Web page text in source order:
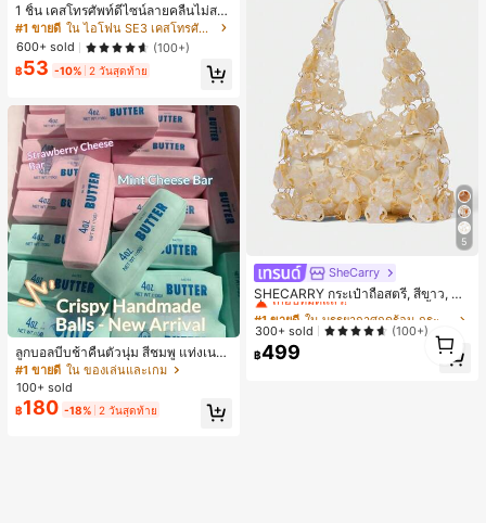
1 ชิ้น เคสโทรศัพท์ดีไซน์ลายคลื่นไม่สม
มาตรสำหรับ Phone 17 Pro Max, เหม
าะสำหรับ Phone 16 Pro Max, 15 Pro
Max, 14 Pro Max, เคสโทรศัพท์สไตล์เ
กาหลีและน่าสนใจ, เข้ากันได้กับ 11/12/
13/14/15/16 Pro Max Plus, ดีไซน์หรู
ขวัญในอุดมคติสำหรับคริสต์มาส, วันว
าเลนไทน์, อีสเตอร์, ฤดูแต่งงานและวันเ
กิดสำหรับแฟนสาว
#1 ขายดี
ใน ไอโฟน SE3 เคสโทรศัพท์แฟชั่น
600+ sold
(100+)
฿53 -10% 2 วันสุดท้าย
ลูกบอลบีบช้าคืนตัวนุ่ม สีชมพู แท่งเนย
บีบคลายเครียด นุ่มยืดหยุ่น ของเล่นบีบ
4 ออนซ์ ของเล่นเกลือ เหมาะสำหรับขอ
งขวัญวันหยุด ของขวัญสนุกและน่ารัก
ของขวัญวันเกิด ของขวัญอีสเตอร์ ของ
#1 ขายดี ใน ของเล่นและเกม
100+ sold
฿180 -18% 2 วันสุดท้าย
5
SheCarry
SHECARRY กระเป๋าถือสตรี, สีขาว, แฟ
ชั่น, สง่างาม, วันหยุด, งานปาร์ตี้
#1 ขายดี
เกือบหมดแล้ว!
#1 ขายดี
เกือบหมดแล้ว!
#1 ขายดี
เกือบหมดแล้ว!
#1 ขายดี
ใน บรรยากาศฤดูร้อน กระเป๋าหูหิ้วด้านบนผู้หญิง
300+ sold (100+)
฿499
1